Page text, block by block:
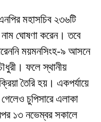
মহাসচিব ২৩৬টি
ঘোষণা করেন। তবে
ময়মনসিংহ-৯ আসনে
ফলে স্থানীয়
তৈরি হয়। একপর্যায়ে
চুপিসারে এলাকা
১৩ নভেম্বর সকালে